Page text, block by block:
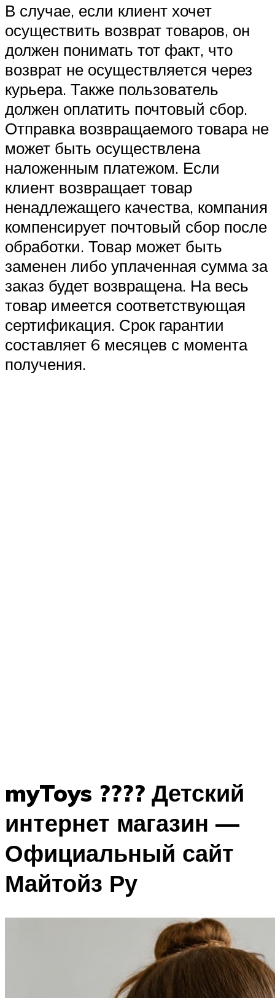
В случае, если клиент хочет
осуществить возврат товаров, он
должен понимать тот факт, что
возврат не осуществляется через
курьера. Также пользователь
должен оплатить почтовый сбор.
Отправка возвращаемого товара не
может быть осуществлена
наложенным платежом. Если
клиент возвращает товар
ненадлежащего качества, компания
компенсирует почтовый сбор после
обработки. Товар может быть
заменен либо уплаченная сумма за
заказ будет возвращена. На весь
товар имеется соответствующая
сертификация. Срок гарантии
составляет 6 месяцев с момента
получения.
myToys ???? Детский
интернет магазин —
Официальный сайт
Майтойз Ру